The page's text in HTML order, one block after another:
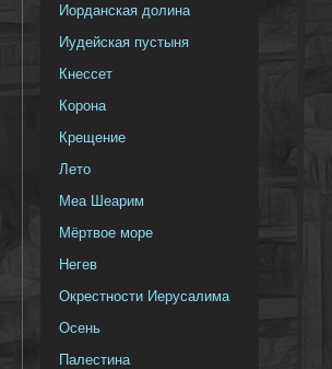
Иорданская долина
Иудейская пустыня
Кнессет
Корона
Крещение
Лето
Меа Шеарим
Мёртвое море
Негев
Окрестности Иерусалима
Осень
Палестина